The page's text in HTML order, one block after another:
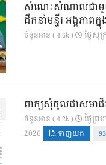
សំណេះសំណាលជាមួយ
ដឹកនាំមន្ទីរ អង្គភាពក្នុ
ចំនួនអាន ( 4.6k ) ថ្ងៃ​សុ
ពាក្យសុំចូលជាសមា
ចំនួនអាន ( 4.2k )
ថ្ងៃ​ព្
2026
ទាញយក